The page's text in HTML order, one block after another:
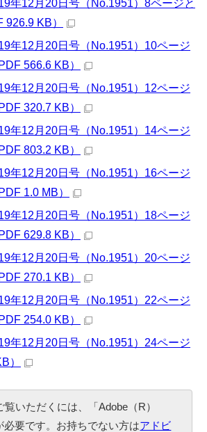
年12月20日号（No.1951）8ページと
KB）
年12月20日号（No.1951）10ページ
566.6 KB）
年12月20日号（No.1951）12ページ
320.7 KB）
年12月20日号（No.1951）14ページ
803.2 KB）
年12月20日号（No.1951）16ページ
1.0 MB）
年12月20日号（No.1951）18ページ
629.8 KB）
年12月20日号（No.1951）20ページ
270.1 KB）
年12月20日号（No.1951）22ページ
254.0 KB）
年12月20日号（No.1951）24ページ
）
いただくには、「Adobe（R）
必要です。お持ちでない方はアドビ